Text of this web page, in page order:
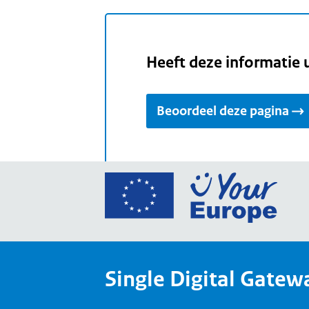
Heeft deze informatie
Beoordeel deze pagina
Ga
Your
Single Digital